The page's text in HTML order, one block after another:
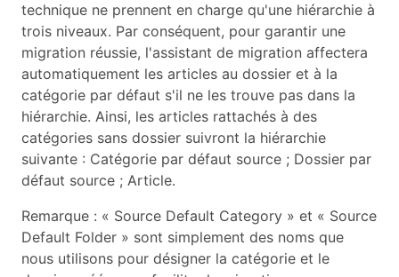
technique ne prennent en charge qu'une hiérarchie à
trois niveaux. Par conséquent, pour garantir une
migration réussie, l'assistant de migration affectera
automatiquement les articles au dossier et à la
catégorie par défaut s'il ne les trouve pas dans la
hiérarchie. Ainsi, les articles rattachés à des
catégories sans dossier suivront la hiérarchie
suivante : Catégorie par défaut source ; Dossier par
défaut source ; Article.
Remarque : « Source Default Category » et « Source
Default Folder » sont simplement des noms que
nous utilisons pour désigner la catégorie et le